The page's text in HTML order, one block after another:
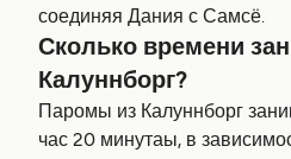
соединяя Дания с Самсё.
Сколько времени
Калуннборг?
Паромы из Калуннборг
час 20 минутаы, в